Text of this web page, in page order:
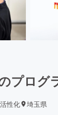
プログ
性化 埼玉県